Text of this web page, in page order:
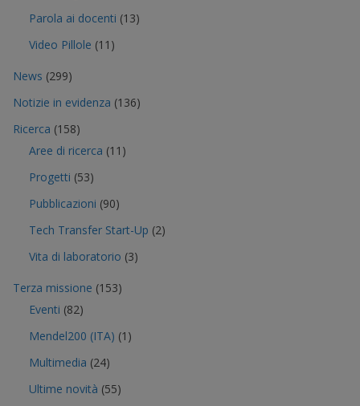
Parola ai docenti (13)
Video Pillole (11)
News (299)
Notizie in evidenza (136)
Ricerca (158)
Aree di ricerca (11)
Progetti (53)
Pubblicazioni (90)
Tech Transfer Start-Up (2)
Vita di laboratorio (3)
Terza missione (153)
Eventi (82)
Mendel200 (ITA) (1)
Multimedia (24)
Ultime novità (55)